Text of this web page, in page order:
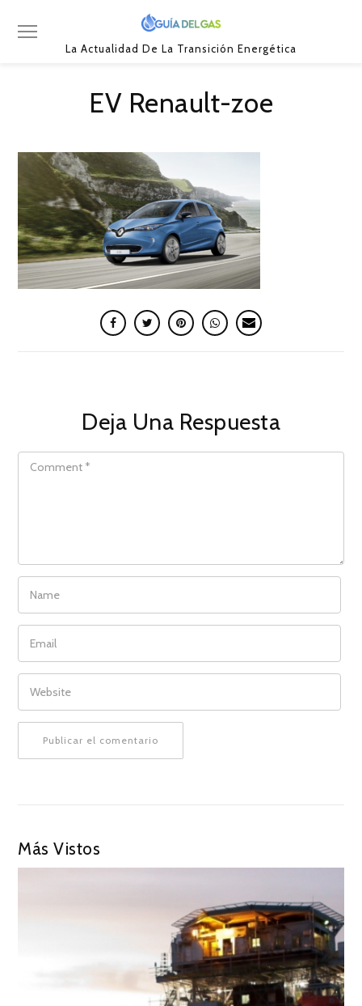
La Actualidad De La Transición Energética
EV Renault-zoe
Deja Una Respuesta
COMMENT
NAME
EMAIL
WEBSITE
Más Vistos